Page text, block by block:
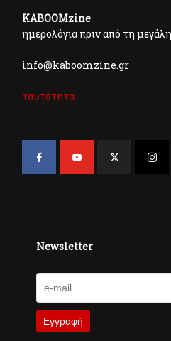
KABOOMzine
ημερολόγια πριν από τη
info@kaboomzine.gr
ταυτότητα
Newsletter